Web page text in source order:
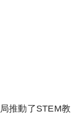
推動了STEM教